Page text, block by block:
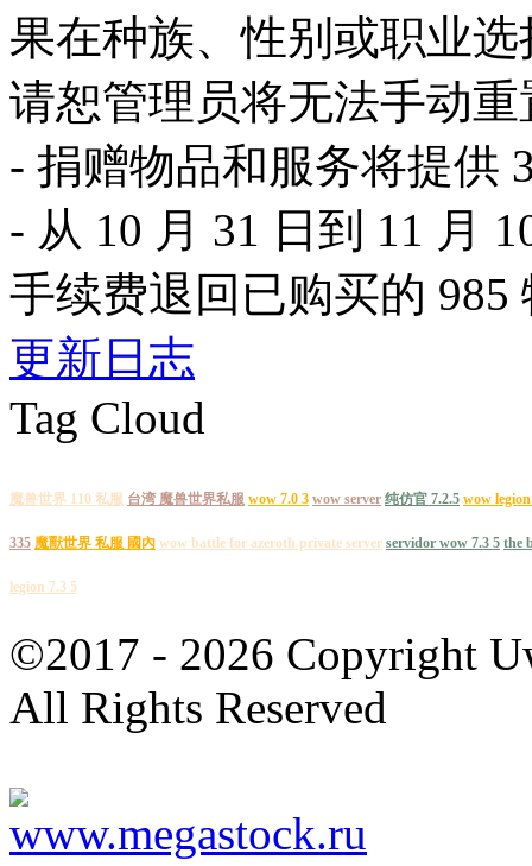
果在种族、性别或职业
请恕管理员将无法手动
- 捐赠物品和服务将提供
- 从 10 月 31 日到 11 月
手续费退回已购买的 985
更新日志
Tag Cloud
魔兽世界 110 私服 台湾 魔兽世界私服 wow 7.0 3 wow server 纯仿官 7.2.5 wow legion
335 魔獸世界 私服 國內 wow battle for azeroth private server servidor wow 7.3 5 the
legion 7.3 5
©2017 - 2026 Copyright
All Rights Reserved